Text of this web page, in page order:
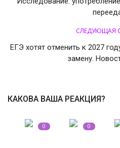
СЛЕДУЮЩАЯ
ЕГЭ хотят отменить к 2027
замену.
КАКОВА ВАША РЕАКЦИЯ?
0 0